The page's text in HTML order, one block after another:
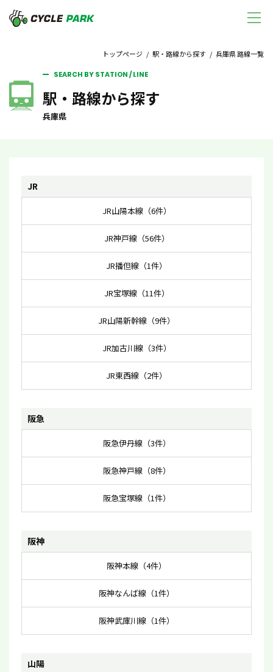
トップページ / 駅・路線から探す / 兵庫県 路線一覧
SEARCH BY STATION / LINE
駅・路線から探す
兵庫県
JR
JR山陽本線（6件）
JR神戸線（56件）
JR播但線（1件）
JR宝塚線（11件）
JR山陽新幹線（9件）
JR加古川線（3件）
JR東西線（2件）
阪急
阪急伊丹線（3件）
阪急神戸線（8件）
阪急宝塚線（1件）
阪神
阪神本線（4件）
阪神なんば線（1件）
阪神武庫川線（1件）
山陽